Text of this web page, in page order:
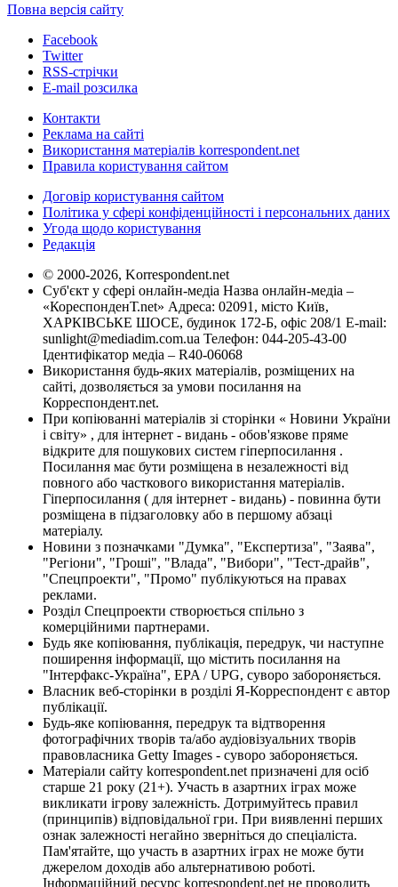
Повна версія сайту
Facebook
Twitter
RSS-стрічки
E-mail розсилка
Контакти
Реклама на сайті
Використання матеріалів korrespondent.net
Правила користування сайтом
Договір користування сайтом
Політика у сфері конфіденційності і персональних даних
Угода щодо користування
Редакція
© 2000-2026, Korrespondent.net
Суб'єкт у сфері онлайн-медіа Назва онлайн-медіа –
«КореспонденТ.net» Адреса: 02091, місто Київ,
ХАРКІВСЬКЕ ШОСЕ, будинок 172-Б, офіс 208/1 E-mail:
sunlight@mediadim.com.ua Телефон: 044-205-43-00
Ідентифікатор медіа – R40-06068
Використання будь-яких матеріалів, розміщених на
сайті, дозволяється за умови посилання на
Корреспондент.net.
При копіюванні матеріалів зі сторінки « Новини України
і світу» , для інтернет - видань - обов'язкове пряме
відкрите для пошукових систем гіперпосилання .
Посилання має бути розміщена в незалежності від
повного або часткового використання матеріалів.
Гіперпосилання ( для інтернет - видань) - повинна бути
розміщена в підзаголовку або в першому абзаці
матеріалу.
Новини з позначками "Думка", "Експертиза", "Заява",
"Регіони", "Гроші", "Влада", "Вибори", "Тест-драйв",
"Спецпроекти", "Промо" публікуються на правах
реклами.
Розділ Спецпроекти створюється спільно з
комерційними партнерами.
Будь яке копіювання, публікація, передрук, чи наступне
поширення інформації, що містить посилання на
"Інтерфакс-Україна", EPA / UPG, суворо забороняється.
Власник веб-сторінки в розділі Я-Корреспондент є автор
публікації.
Будь-яке копіювання, передрук та відтворення
фотографічних творів та/або аудіовізуальних творів
правовласника Getty Images - суворо забороняється.
Матеріали сайту korrespondent.net призначені для осіб
старше 21 року (21+). Участь в азартних іграх може
викликати ігрову залежність. Дотримуйтесь правил
(принципів) відповідальної гри. При виявленні перших
ознак залежності негайно зверніться до спеціаліста.
Пам'ятайте, що участь в азартних іграх не може бути
джерелом доходів або альтернативою роботі.
Інформаційний ресурс korrespondent.net не проводить